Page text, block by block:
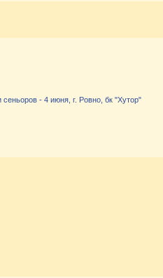
- 4 июня, г. Ровно, бк "Хутор"